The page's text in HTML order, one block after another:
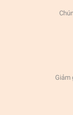
Giảm